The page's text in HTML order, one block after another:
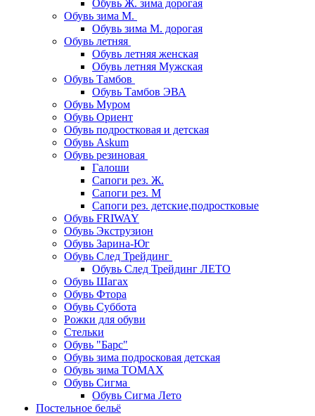
Обувь Ж. зима дорогая
Обувь зима М.
Обувь зима М. дорогая
Обувь летняя
Обувь летняя женская
Обувь летняя Мужская
Обувь Тамбов
Обувь Тамбов ЭВА
Обувь Муром
Обувь Ориент
Обувь подростковая и детская
Обувь Askum
Обувь резиновая
Галоши
Сапоги рез. Ж.
Сапоги рез. М
Сапоги рез. детские,подростковые
Обувь FRIWAY
Обувь Экструзион
Обувь Зарина-Юг
Обувь След Трейдинг
Обувь След Трейдинг ЛЕТО
Обувь Шагах
Обувь Фтора
Обувь Суббота
Рожки для обуви
Стельки
Обувь "Барс"
Обувь зима подросковая детская
Обувь зима ТОМАХ
Обувь Сигма
Обувь Сигма Лето
Постельное бельё